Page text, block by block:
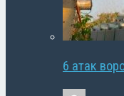
6 атак